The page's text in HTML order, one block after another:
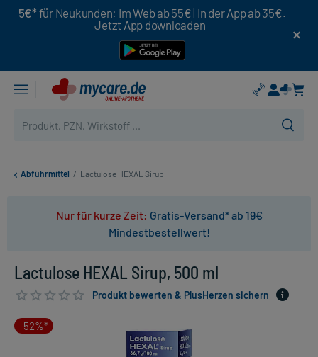
5€* für Neukunden: Im Web ab 55€ | In der App ab 35€.
Jetzt App downloaden
Abführmittel / Lactulose HEXAL Sirup
Nur für kurze Zeit: Gratis-Versand* ab 19€
Mindestbestellwert!
Lactulose HEXAL Sirup, 500 ml
Produkt bewerten & PlusHerzen sichern
-52%*